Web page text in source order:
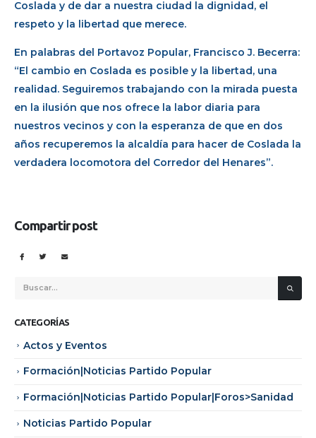
Coslada y de dar a nuestra ciudad la dignidad, el
respeto y la libertad que merece.
En palabras del Portavoz Popular, Francisco J. Becerra:
“El cambio en Coslada es posible y la libertad, una
realidad. Seguiremos trabajando con la mirada puesta
en la ilusión que nos ofrece la labor diaria para
nuestros vecinos y con la esperanza de que en dos
años recuperemos la alcaldía para hacer de Coslada la
verdadera locomotora del Corredor del Henares”.
Compartir post
CATEGORÍAS
Actos y Eventos
Formación|Noticias Partido Popular
Formación|Noticias Partido Popular|Foros>Sanidad
Noticias Partido Popular